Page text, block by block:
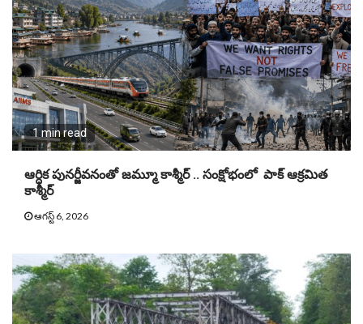
1 min read
ఆర్ధిక పునర్జీవనంతో జమ్మూ కాశ్మీర్ .. సంక్షోభంలో పాక్ ఆక్రమిత
కాశ్మీర్
ఆగస్ట్ 6, 2026